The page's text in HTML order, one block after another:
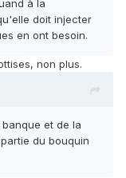
à la
doit injecter
en ont besoin.
non plus.
et de la
du bouquin